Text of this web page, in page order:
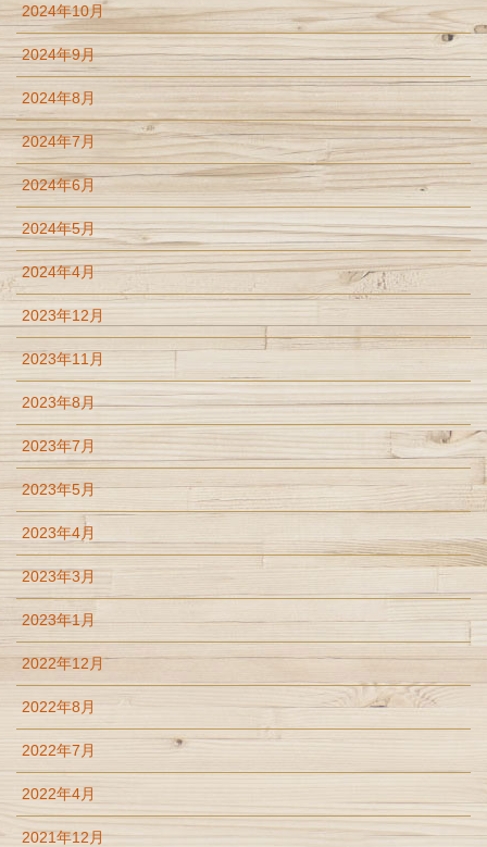
2024年10月
2024年9月
2024年8月
2024年7月
2024年6月
2024年5月
2024年4月
2023年12月
2023年11月
2023年8月
2023年7月
2023年5月
2023年4月
2023年3月
2023年1月
2022年12月
2022年8月
2022年7月
2022年4月
2021年12月